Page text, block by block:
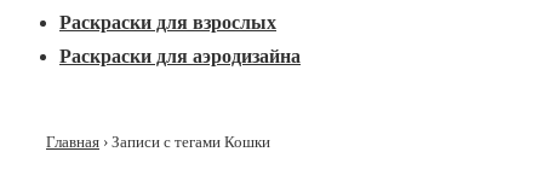
Раскраски для взрослых
Раскраски для аэродизайна
Главная › Записи с тегами Кошки